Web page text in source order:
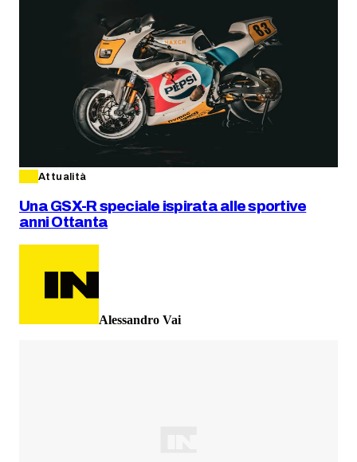
Attualità
Una GSX-R speciale ispirata alle sportive
anni Ottanta
Alessandro Vai